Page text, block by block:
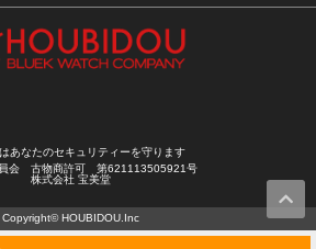
あなたのセキュリティーを守ります
員会 古物商許可 第621113505921号
株式会社 宝美堂
Copyright© HOUBIDOU.Inc